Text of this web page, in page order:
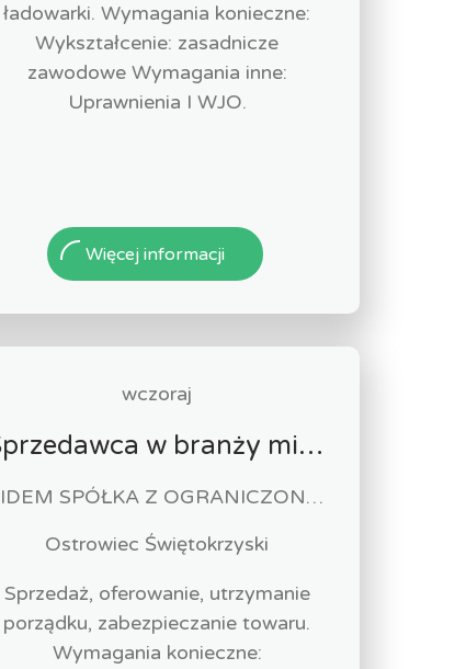
ładowarki. Wymagania konieczne:
Wykształcenie: zasadnicze
zawodowe Wymagania inne:
Uprawnienia I WJO.
Więcej informacji
wczoraj
Sprzedawca w branży mięsnej
KIDEM SPÓŁKA Z OGRANICZONĄ ODPOWIEDZIALNOŚCIĄ
Ostrowiec Świętokrzyski
Sprzedaż, oferowanie, utrzymanie
porządku, zabezpieczanie towaru.
Wymagania konieczne: